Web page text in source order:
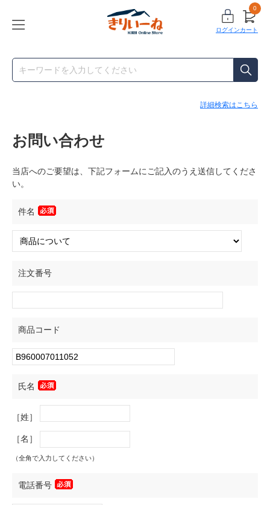
ログイン
0
カート
詳細検索はこちら
お問い合わせ
当店へのご要望は、下記フォームにご記入のうえ送信してくださ
い。
件名
注文番号
商品コード
氏名
［姓］
［名］
（全角で入力してください）
電話番号